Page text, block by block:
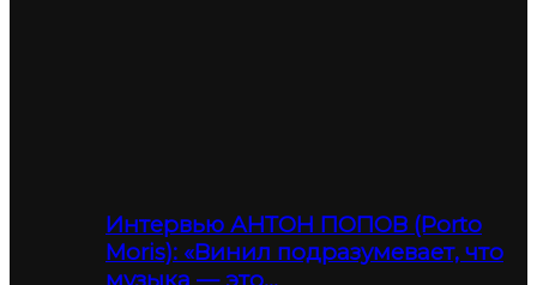
Интервью АНТОН ПОПОВ (Porto
Moris): «Винил подразумевает, что